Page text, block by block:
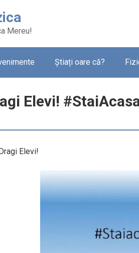
Mereu!
Știați oare că?
Elevi!
Elevi!